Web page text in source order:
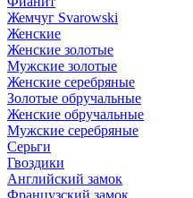
Жемчуг Svarowski
Женские
Женские золотые
Мужские золотые
Женские серебряные
Золотые обручальные
Женские обручальные
Мужские серебряные
Серьги
Гвоздики
Английский замок
Французский замок